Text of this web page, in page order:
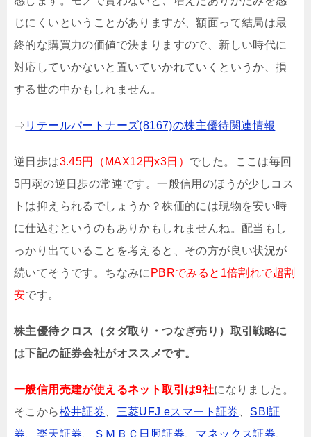
じにくいということがありますが、額面って結局は最
終的な購買力の価値で決まりますので、新しい時代に
対応していかないと置いていかれていくというか、損
する世の中かもしれません。
⇒ リテールパートナーズ(8167)の株主優待関連情報
逆日歩は3.45円（MAX12円x3日） でした。ここは毎回
5円弱の逆日歩の常連です。一般信用のほうが少しコス
トは抑えられるでしょうか？株価的には現物を安い時
に仕込むというのもありかもしれませんね 。配当もし
っかり出ていることを考えると、その方が良い状況が
続いてそうです。ちなみに PBRでみると1倍割れで超割
安です。
株主優待クロス（タダ取り・つなぎ売り）取引戦略に
は下記の証券会社がオススメです。
一般信用売建が使えるネット取引は9社になりました。
そこから松井証券 三菱UFJ eスマート証券
SBI証
券
楽天証券 ＳＭＢＣ日興証券 マネックス証券